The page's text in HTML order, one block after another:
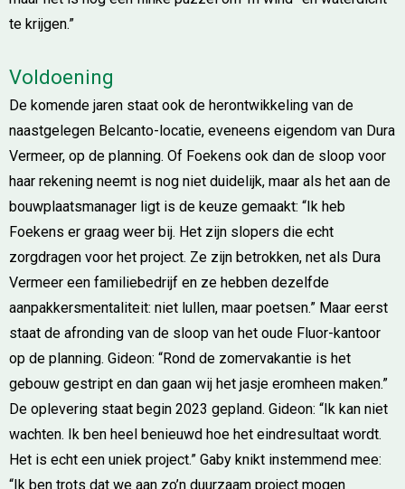
te krijgen.”
Voldoening
De komende jaren staat ook de herontwikkeling van de
naastgelegen Belcanto-locatie, eveneens eigendom van Dura
Vermeer, op de planning. Of Foekens ook dan de sloop voor
haar rekening neemt is nog niet duidelijk, maar als het aan de
bouwplaatsmanager ligt is de keuze gemaakt: “Ik heb
Foekens er graag weer bij. Het zijn slopers die echt
zorgdragen voor het project. Ze zijn betrokken, net als Dura
Vermeer een familiebedrijf en ze hebben dezelfde
aanpakkersmentaliteit: niet lullen, maar poetsen.” Maar eerst
staat de afronding van de sloop van het oude Fluor-kantoor
op de planning. Gideon: “Rond de zomervakantie is het
gebouw gestript en dan gaan wij het jasje eromheen maken.”
De oplevering staat begin 2023 gepland. Gideon: “Ik kan niet
wachten. Ik ben heel benieuwd hoe het eindresultaat wordt.
Het is echt een uniek project.” Gaby knikt instemmend mee:
“Ik ben trots dat we aan zo’n duurzaam project mogen